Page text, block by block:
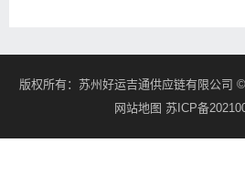
版权所有： 苏州好运吉通供应链有限公司
网站地图 苏ICP备